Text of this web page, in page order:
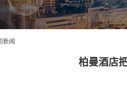
新闻
柏曼酒店